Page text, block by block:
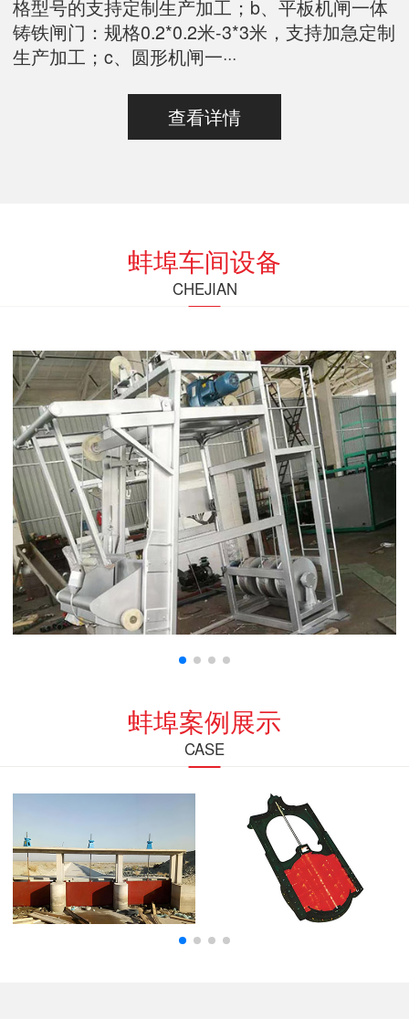
格型号的支持定制生产加工；b、平板机闸一体
铸铁闸门：规格0.2*0.2米-3*3米，支持加急定制
生产加工；c、圆形机闸一···
查看详情
蚌埠车间设备
CHEJIAN
蚌埠案例展示
CASE